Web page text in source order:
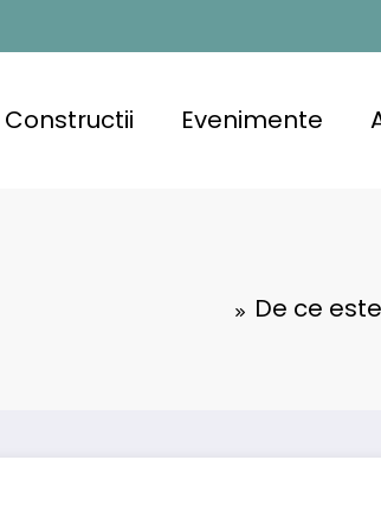
Constructii Evenimente
De ce